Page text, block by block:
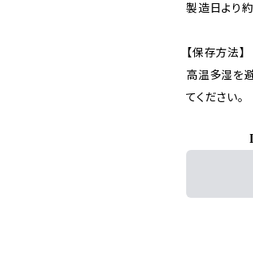
製造日より
【保存方法】
高温多湿を
てください。